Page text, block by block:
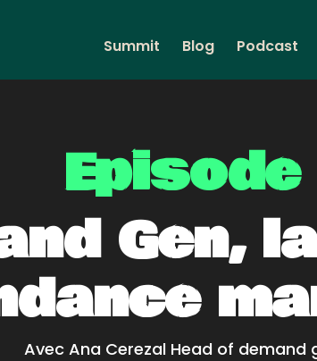
Summit Blog Podcast
Episode
Gen,
Avec Ana Cerezal Head of demand